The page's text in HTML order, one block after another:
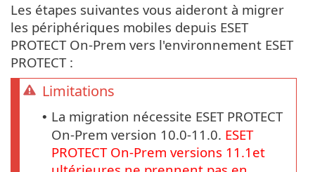
Les étapes suivantes vous aideront à migrer
les périphériques mobiles depuis ESET
PROTECT On-Prem vers l'environnement ESET
PROTECT :
Limitations
• La migration nécessite ESET PROTECT
On-Prem version 10.0-11.0. ESET
PROTECT On-Prem versions 11.1 et